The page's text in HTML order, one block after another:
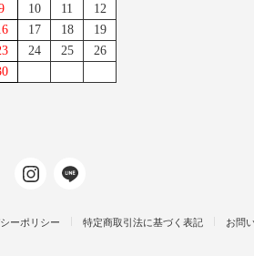
10 11
12
17 18
19
24 25
26
ーポリシー 特定商取引法に基づく表記 お問